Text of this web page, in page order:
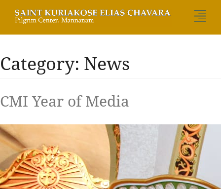
Category: News
CMI Year of Media